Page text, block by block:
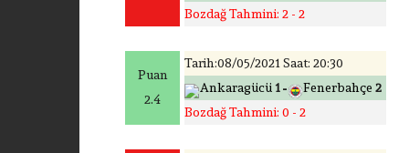
Bozdağ Tahmini: 2 - 2
Puan
2.4
Tarih:08/05/2021 Saat: 20:30
Ankaragücü 1- Fenerbahçe 2
Bozdağ Tahmini: 0 - 2